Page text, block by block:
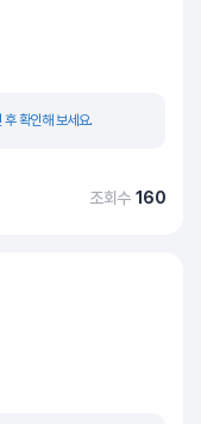
후 확인해 보세요.
조회수 160